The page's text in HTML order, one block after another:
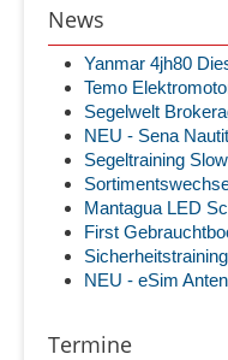
News
Yanmar 4jh80
Temo
Segelwelt
NEU - Sena
Segeltraining
Mantagua LED
First
NEU - eSim
Termine